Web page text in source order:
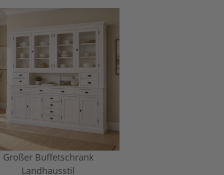
Großer Buffetschrank
Landhausstil